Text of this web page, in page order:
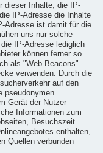
dieser Inhalte, die IP-
IP-Adresse die Inhalte
Adresse ist damit für die
uns nur solche
die IP-Adresse lediglich
können ferner so
als "Web Beacons"
verwenden. Durch die
auf den
pseudonymen
Gerät der Nutzer
Informationen zum
Besuchszeit
enthalten,
Quellen verbunden